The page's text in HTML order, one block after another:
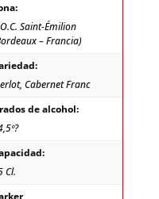
Saint-Émilion
– Francia)
Cabernet Franc
de alcohol:
Cl.